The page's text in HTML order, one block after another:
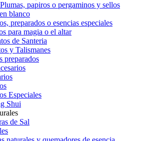
papiros o pergaminos y sellos
blanco
preparados o esencias especiales
para magia o el altar
de Santeria
y Talismanes
preparados
Especiales
Shui
de Sal